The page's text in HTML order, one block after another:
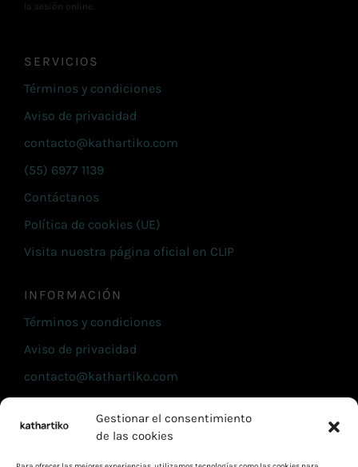
Gestionar el consentimiento
de las cookies
la sesión online.
SERVICIOS
Términos y condiciones
Aviso de privacidad
contacto@kathartiko.com
(55) 6977 1139
Contáctanos
Política de cookies (UE)
Visita nuestra página oficial en CLIP
INFORMACIÓN
Términos y condiciones
Aviso de privacidad
contacto@kathartiko.com
Contáctanos